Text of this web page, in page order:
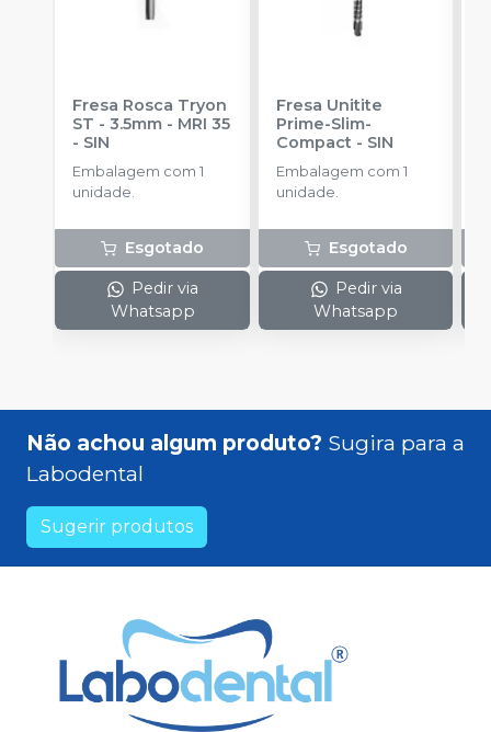
Fresa Rosca Tryon
ST - 3.5mm - MRI 35
- SIN
Embalagem com 1
unidade.
Esgotado
Pedir via
Whatsapp
Fresa Unitite
Prime-Slim-
Compact- SIN
Embalagem com 1
unidade.
Esgotado
Pedir via
Whatsapp
Não achou algum produto? Sugira para a
Labodental
Sugerir produtos